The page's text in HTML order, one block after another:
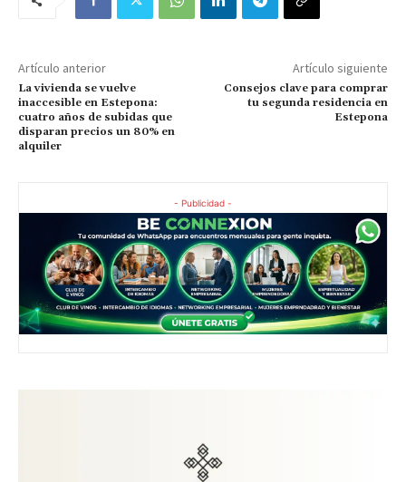
Artículo anterior
La vivienda se vuelve
inaccesible en Estepona:
cuatro años de subidas que
disparan precios un 80% en
alquiler
Artículo siguiente
Consejos clave para comprar
tu segunda residencia en
Estepona
- Publicidad -